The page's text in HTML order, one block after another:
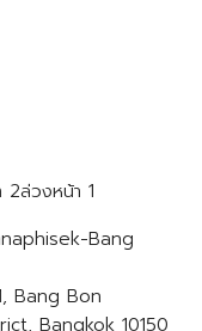
2ล่วงหน้า 1
Bang
Bang Bon
Bangkok 10150